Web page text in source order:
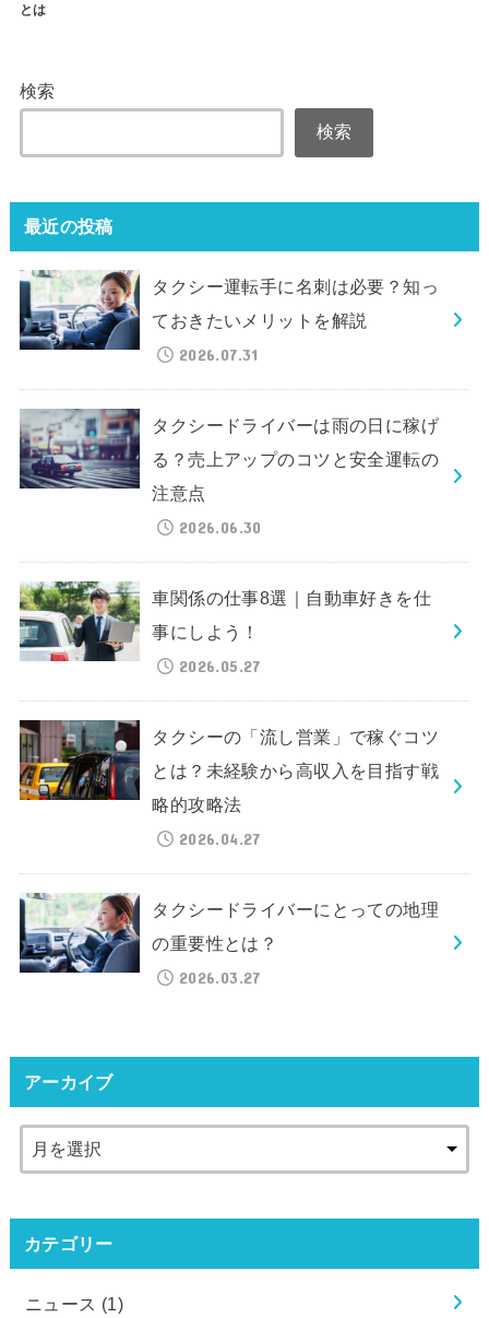
とは
検索
検索
最近の投稿
タクシー運転手に名刺は必要？知っ
ておきたいメリットを解説
2026.07.31
タクシードライバーは雨の日に稼げ
る？売上アップのコツと安全運転の
注意点
2026.06.30
車関係の仕事8選｜自動車好きを仕
事にしよう！
2026.05.27
タクシーの「流し営業」で稼ぐコツ
とは？未経験から高収入を目指す戦
略的攻略法
2026.04.27
タクシードライバーにとっての地理
の重要性とは？
2026.03.27
アーカイブ
カテゴリー
ニュース (1)